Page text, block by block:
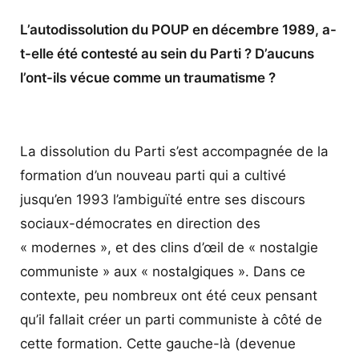
L’autodissolution du POUP en décembre 1989, a-
t-elle été contesté au sein du Parti ? D’aucuns
l’ont-ils vécue comme un traumatisme ?
La dissolution du Parti s’est accompagnée de la
formation d’un nouveau parti qui a cultivé
jusqu’en 1993 l’ambiguïté entre ses discours
sociaux-démocrates en direction des
« modernes », et des clins d’œil de « nostalgie
communiste » aux « nostalgiques ». Dans ce
contexte, peu nombreux ont été ceux pensant
qu’il fallait créer un parti communiste à côté de
cette formation. Cette gauche-là (devenue